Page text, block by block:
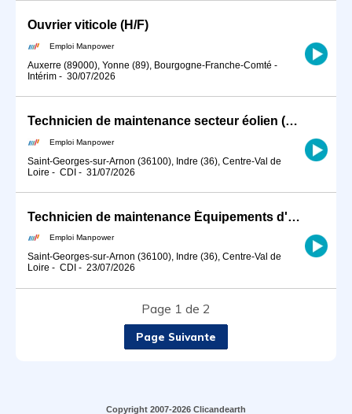
Ouvrier viticole (H/F)
Emploi Manpower
Auxerre (89000), Yonne (89), Bourgogne-Franche-Comté -
Intérim - 30/07/2026
Technicien de maintenance secteur éolien (H/F)
Emploi Manpower
Saint-Georges-sur-Arnon (36100), Indre (36), Centre-Val de
Loire - CDI - 31/07/2026
Technicien de maintenance Équipements d'Accès Éolien H/F (H/F)
Emploi Manpower
Saint-Georges-sur-Arnon (36100), Indre (36), Centre-Val de
Loire - CDI - 23/07/2026
Page 1 de 2
Page Suivante
Copyright 2007-2026 Clicandearth